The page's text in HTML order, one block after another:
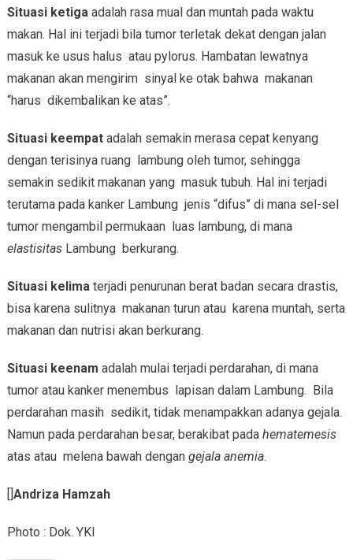
Situasi ketiga adalah rasa mual dan muntah pada waktu
makan. Hal ini terjadi bila tumor terletak dekat dengan jalan
masuk ke usus halus atau pylorus. Hambatan lewatnya
makanan akan mengirim sinyal ke otak bahwa makanan
“harus dikembalikan ke atas”.
Situasi keempatadalah semakin merasa cepat kenyang
dengan terisinya ruang lambung oleh tumor, sehingga
semakin sedikit makanan yang masuk tubuh. Hal ini terjadi
terutama pada kanker Lambung jenis “difus” di mana sel-sel
tumor mengambil permukaan luas lambung, di mana
elastisitasLambung berkurang.
Situasi kelima terjadi penurunan berat badan secara drastis,
bisa karena sulitnya makanan turun atau karena muntah, serta
makanan dan nutrisi akan berkurang.
Situasi keenam adalah mulai terjadi perdarahan, di mana
tumor atau kanker menembus lapisan dalam Lambung. Bila
perdarahan masih sedikit, tidak menampakkan adanya gejala.
Namun pada perdarahan besar, berakibat pada hematemesis
atas atau melena bawah dengan gejala anemia.
[]Andriza Hamzah
Photo : Dok. YKI